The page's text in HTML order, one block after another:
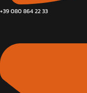
+39 080 864 22 33